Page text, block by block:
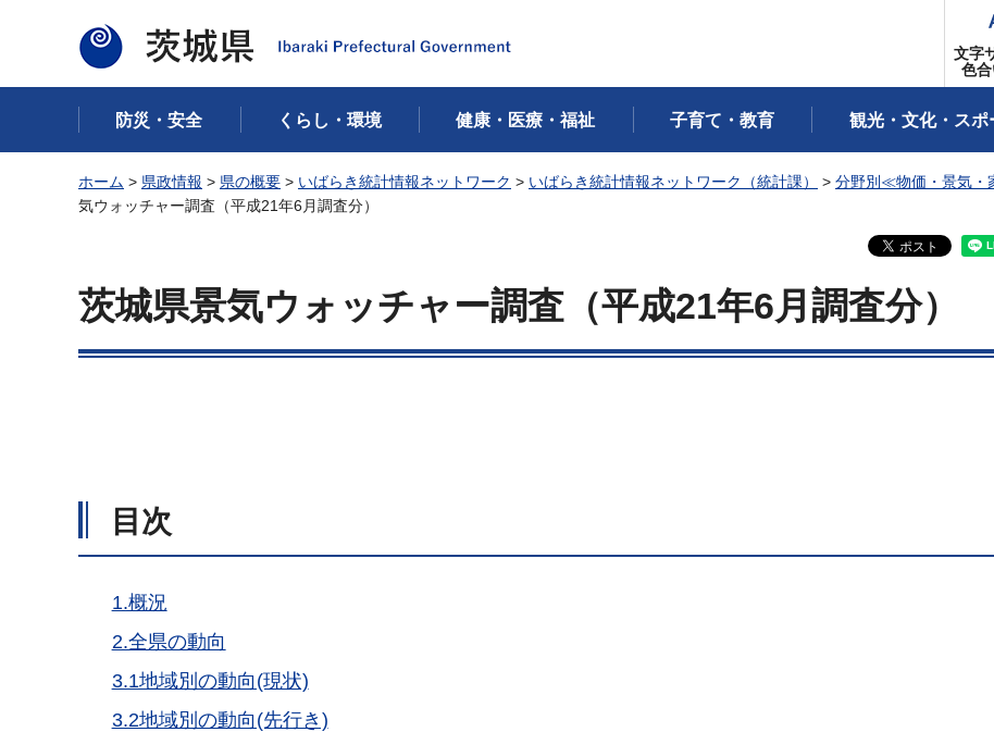
茨城県
文字
色
防災・安全 くらし・環境 健康・医療・福祉 子育て・教育 観光・文化・スポ
ホーム > 県政情報 > 県の概要 > いばらき統計情報ネットワーク > いばらき統計情報ネットワーク（統計課） > 分野別≪物価・景気・
気ウォッチャー調査（平成21年6月調査分）
茨城県景気ウォッチャー調査（平成21年6月調査分）
目次
1.概況
2.全県の動向
3.1地域別の動向(現状)
3.2地域別の動向(先行き)